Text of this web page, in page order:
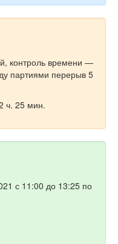
контроль времени —
партиями перерыв 5
ч. 25 мин.
с 11:00 до 13:25 по